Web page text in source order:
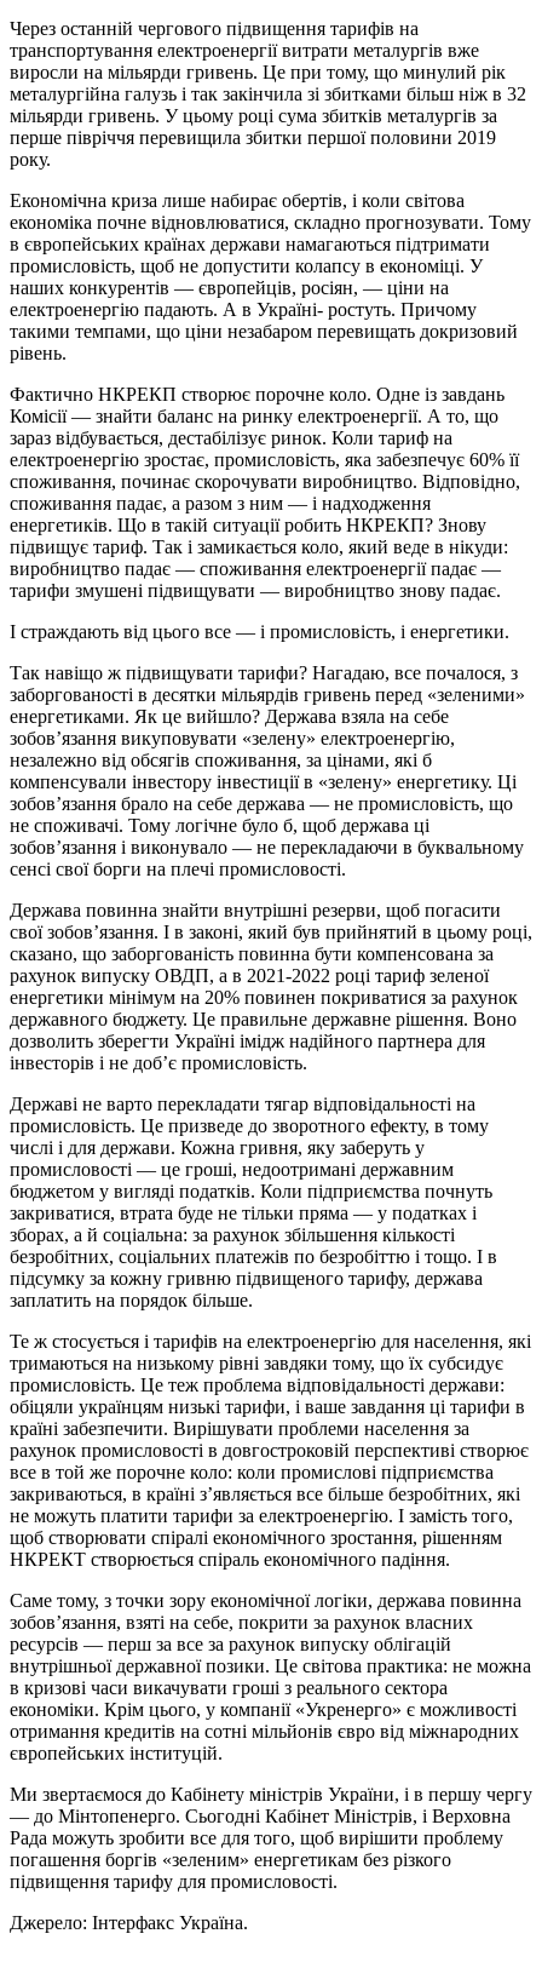
Через останній чергового підвищення тарифів на
транспортування електроенергії витрати металургів вже
виросли на мільярди гривень. Це при тому, що минулий рік
металургійна галузь і так закінчила зі збитками більш ніж в 32
мільярди гривень. У цьому році сума збитків металургів за
перше півріччя перевищила збитки першої половини 2019
року.
Економічна криза лише набирає обертів, і коли світова
економіка почне відновлюватися, складно прогнозувати. Тому
в європейських країнах держави намагаються підтримати
промисловість, щоб не допустити колапсу в економіці. У
наших конкурентів — європейців, росіян, — ціни на
електроенергію падають. А в Україні- ростуть. Причому
такими темпами, що ціни незабаром перевищать докризовий
рівень.
Фактично НКРЕКП створює порочне коло. Одне із завдань
Комісії — знайти баланс на ринку електроенергії. А то, що
зараз відбувається, дестабілізує ринок. Коли тариф на
електроенергію зростає, промисловість, яка забезпечує 60% її
споживання, починає скорочувати виробництво. Відповідно,
споживання падає, а разом з ним — і надходження
енергетиків. Що в такій ситуації робить НКРЕКП? Знову
підвищує тариф. Так і замикається коло, який веде в нікуди:
виробництво падає — споживання електроенергії падає —
тарифи змушені підвищувати — виробництво знову падає.
І страждають від цього все — і промисловість, і енергетики.
Так навіщо ж підвищувати тарифи? Нагадаю, все почалося, з
заборгованості в десятки мільярдів гривень перед «зеленими»
енергетиками. Як це вийшло? Держава взяла на себе
зобов’язання викуповувати «зелену» електроенергію,
незалежно від обсягів споживання, за цінами, які б
компенсували інвестору інвестиції в «зелену» енергетику. Ці
зобов’язання брало на себе держава — не промисловість, що
не споживачі. Тому логічне було б, щоб держава ці
зобов’язання і виконувало — не перекладаючи в буквальному
сенсі свої борги на плечі промисловості.
Держава повинна знайти внутрішні резерви, щоб погасити
свої зобов’язання. І в законі, який був прийнятий в цьому році,
сказано, що заборгованість повинна бути компенсована за
рахунок випуску ОВДП, а в 2021-2022 році тариф зеленої
енергетики мінімум на 20% повинен покриватися за рахунок
державного бюджету. Це правильне державне рішення. Воно
дозволить зберегти Україні імідж надійного партнера для
інвесторів і не доб’є промисловість.
Державі не варто перекладати тягар відповідальності на
промисловість. Це призведе до зворотного ефекту, в тому
числі і для держави. Кожна гривня, яку заберуть у
промисловості — це гроші, недоотримані державним
бюджетом у вигляді податків. Коли підприємства почнуть
закриватися, втрата буде не тільки пряма — у податках і
зборах, а й соціальна: за рахунок збільшення кількості
безробітних, соціальних платежів по безробіттю і тощо. І в
підсумку за кожну гривню підвищеного тарифу, держава
заплатить на порядок більше.
Те ж стосується і тарифів на електроенергію для населення, які
тримаються на низькому рівні завдяки тому, що їх субсидує
промисловість. Це теж проблема відповідальності держави:
обіцяли українцям низькі тарифи, і ваше завдання ці тарифи в
країні забезпечити. Вирішувати проблеми населення за
рахунок промисловості в довгостроковій перспективі створює
все в той же порочне коло: коли промислові підприємства
закриваються, в країні з’являється все більше безробітних, які
не можуть платити тарифи за електроенергію. І замість того,
щоб створювати спіралі економічного зростання, рішенням
НКРЕКТ створюється спіраль економічного падіння.
Саме тому, з точки зору економічної логіки, держава повинна
зобов’язання, взяті на себе, покрити за рахунок власних
ресурсів — перш за все за рахунок випуску облігацій
внутрішньої державної позики. Це світова практика: не можна
в кризові часи викачувати гроші з реального сектора
економіки. Крім цього, у компанії «Укренерго» є можливості
отримання кредитів на сотні мільйонів євро від міжнародних
європейських інституцій.
Ми звертаємося до Кабінету міністрів України, і в першу чергу
— до Мінтопенерго. Сьогодні Кабінет Міністрів, і Верховна
Рада можуть зробити все для того, щоб вирішити проблему
погашення боргів «зеленим» енергетикам без різкого
підвищення тарифу для промисловості.
Джерело: Інтерфакс Україна.